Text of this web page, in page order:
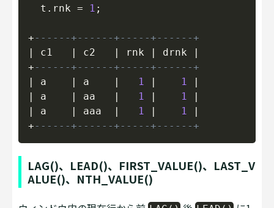
  t
. rnk = 1 ;
+------+------+-----+------+
|
c1 | c2 | rnk | drnk
|
+------+------+-----+------+
|
a | a | 1 | 1
|
|
a | aa | 1 | 1
|
|
a | aaa | 1 | 1
|
+------+------+-----+------+
LAG()、LEAD()、FIRST_VALUE()、LAST_V
ALUE()、NTH_VALUE()